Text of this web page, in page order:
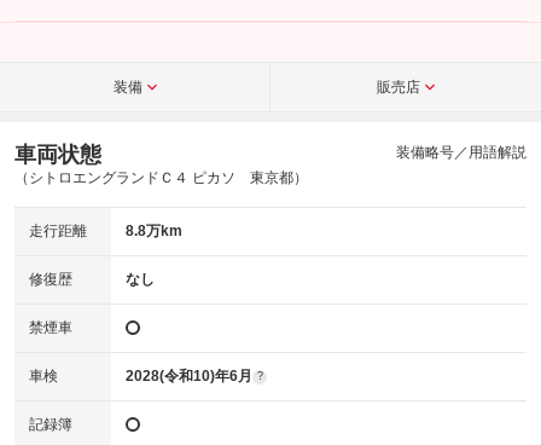
こちら
装備 販売店
車両状態
（シトロエングランドＣ４ ピカソ 東京都）
装備略号／用語解説
走行距離 8.8万km
修復歴 なし
禁煙車
車検 2028(令和10)年6月 ?
記録簿